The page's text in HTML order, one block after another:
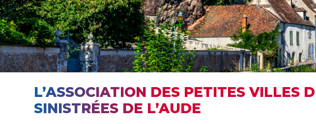
L’ASSOCIATION DES PETITES VILLES
SINISTRÉES DE L’AUDE